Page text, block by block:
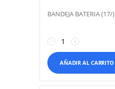
BANDEJA BATERIA (17/)
+
−
AÑADIR AL CARRITO